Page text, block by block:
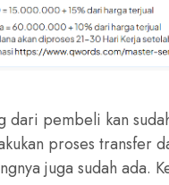
dari pembeli kan
proses transfer
juga sudah ada.